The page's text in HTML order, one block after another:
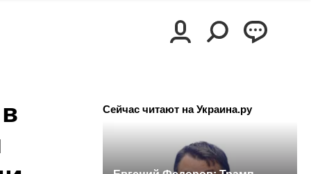
Сейчас читают на Украина.ру